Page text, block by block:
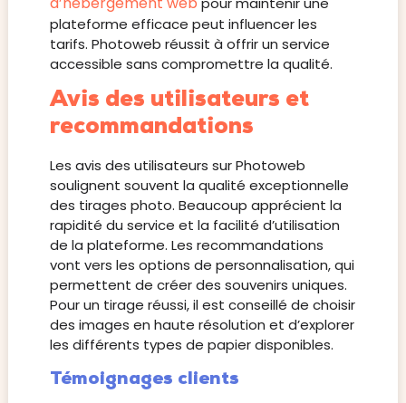
plateforme efficace peut influencer les
tarifs. Photoweb réussit à offrir un service
accessible sans compromettre la qualité.
Avis des utilisateurs et
recommandations
Les avis des utilisateurs sur Photoweb
soulignent souvent la qualité exceptionnelle
des tirages photo. Beaucoup apprécient la
rapidité du service et la facilité d’utilisation
de la plateforme. Les recommandations
vont vers les options de personnalisation, qui
permettent de créer des souvenirs uniques.
Pour un tirage réussi, il est conseillé de choisir
des images en haute résolution et d’explorer
les différents types de papier disponibles.
Témoignages clients